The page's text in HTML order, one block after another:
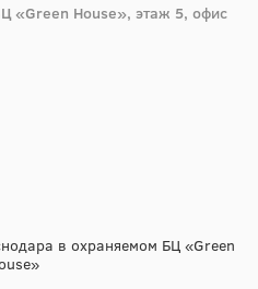
«Green House», этаж 5, офис
в охраняемом БЦ «Green